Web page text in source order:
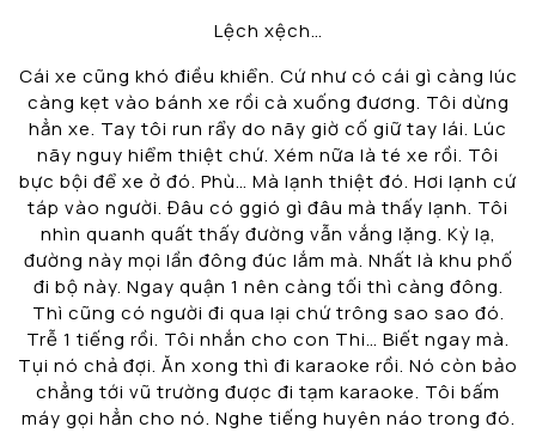
Lệch xệch…
Cái xe cũng khó điều khiển. Cứ như có cái gì càng lúc
càng kẹt vào bánh xe rồi cà xuống đương. Tôi dừng
hẳn xe. Tay tôi run rẩy do nãy giờ cố giữ tay lái. Lúc
nãy nguy hiểm thiệt chứ. Xém nữa là té xe rồi. Tôi
bực bội để xe ở đó. Phù… Mà lạnh thiệt đó. Hơi lạnh cứ
táp vào người. Đâu có ggió gì đâu mà thấy lạnh. Tôi
nhìn quanh quất thấy đường vẫn vắng lặng. Kỳ lạ,
đường này mọi lần đông đúc lắm mà. Nhất là khu phố
đi bộ này. Ngay quận 1 nên càng tối thì càng đông.
Thì cũng có người đi qua lại chứ trông sao sao đó.
Trễ 1 tiếng rồi. Tôi nhắn cho con Thi… Biết ngay mà.
Tụi nó chả đợi. Ăn xong thì đi karaoke rồi. Nó còn bảo
chẳng tới vũ trường được đi tạm karaoke. Tôi bấm
máy gọi hẳn cho nó. Nghe tiếng huyên náo trong đó.